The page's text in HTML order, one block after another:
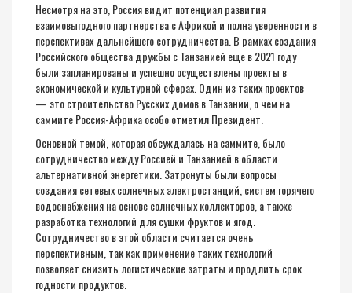
Несмотря на это, Россия видит потенциал развития
взаимовыгодного партнерства с Африкой и полна уверенности в
перспективах дальнейшего сотрудничества. В рамках создания
Российского общества дружбы с Танзанией еще в 2021 году
были запланированы и успешно осуществлены проекты в
экономической и культурной сферах. Один из таких проектов
— это строительство Русских домов в Танзании, о чем на
саммите Россия-Африка особо отметил Президент.
Основной темой, которая обсуждалась на саммите, было
сотрудничество между Россией и Танзанией в области
альтернативной энергетики. Затронуты были вопросы
создания сетевых солнечных электростанций, систем горячего
водоснабжения на основе солнечных коллекторов, а также
разработка технологий для сушки фруктов и ягод.
Сотрудничество в этой области считается очень
перспективным, так как применение таких технологий
позволяет снизить логистические затраты и продлить срок
годности продуктов.